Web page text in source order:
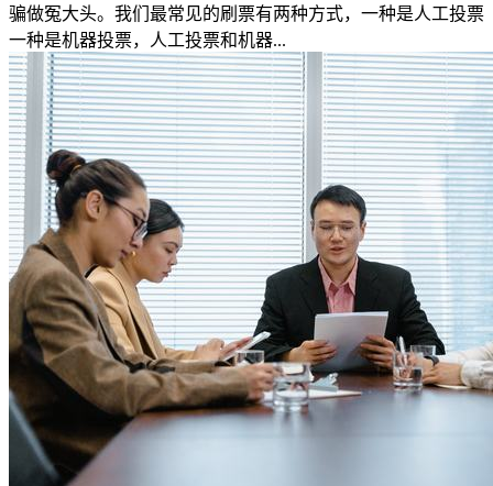
骗做冤大头。我们最常见的刷票有两种方式，一种是人工投票
一种是机器投票，人工投票和机器...